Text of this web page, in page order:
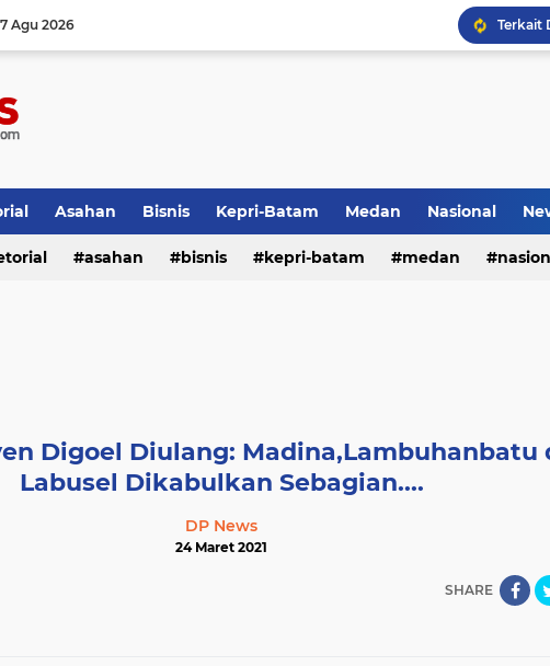
7 Agu 2026
Terkait
Asahan Bisnis Kepri-Batam Medan Nasional
asahan bisnis kepri-batam medan
Digoel Diulang: Madina,Lambuhanbatu
Labusel Dikabulkan Sebagian....
DP News
24 Maret 2021
SHARE